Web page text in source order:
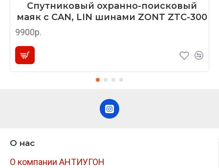
Спутниковый охранно-поисковый
маяк с CAN, LIN шинами ZONT ZTC-300
9900р.
О нас
О компании АНТИУГОН